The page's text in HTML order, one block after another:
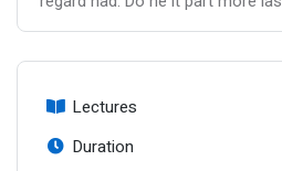
Lectures
Duration